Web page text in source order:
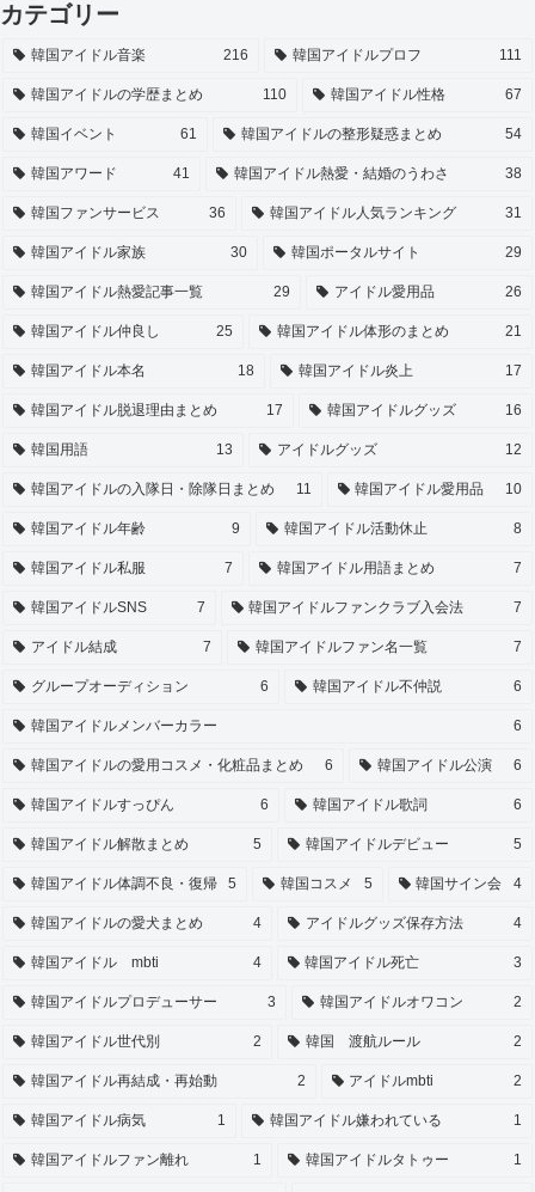
カテゴリー
韓国アイドル音楽 216 韓国アイドルプロフ 111
韓国アイドルの学歴まとめ 110 韓国アイドル性格 67
韓国イベント 61 韓国アイドルの整形疑惑まとめ 54
韓国アワード 41 韓国アイドル熱愛・結婚のうわさ 38
韓国ファンサービス 36 韓国アイドル人気ランキング 31
韓国アイドル家族 30 韓国ポータルサイト 29
韓国アイドル熱愛記事一覧 29 アイドル愛用品 26
韓国アイドル仲良し 25 韓国アイドル体形のまとめ 21
韓国アイドル本名 18 韓国アイドル炎上 17
韓国アイドル脱退理由まとめ 17 韓国アイドルグッズ 16
韓国用語 13 アイドルグッズ 12
韓国アイドルの入隊日・除隊日まとめ 11 韓国アイドル愛用品 10
韓国アイドル年齢 9 韓国アイドル活動休止 8
韓国アイドル私服 7 韓国アイドル用語まとめ 7
韓国アイドルSNS 7 韓国アイドルファンクラブ入会法 7
アイドル結成 7 韓国アイドルファン名一覧 7
グループオーディション 6 韓国アイドル不仲説 6
韓国アイドルメンバーカラー 6
韓国アイドルの愛用コスメ・化粧品まとめ 6 韓国アイドル公演 6
韓国アイドルすっぴん 6 韓国アイドル歌詞 6
韓国アイドル解散まとめ 5 韓国アイドルデビュー 5
韓国アイドル体調不良・復帰 5 韓国コスメ 5 韓国サイン会 4
韓国アイドルの愛犬まとめ 4 アイドルグッズ保存方法 4
韓国アイドル mbti 4 韓国アイドル死亡 3
韓国アイドルプロデューサー 3 韓国アイドルオワコン 2
韓国アイドル世代別 2 韓国 渡航ルール 2
韓国アイドル再結成・再始動 2 アイドルmbti 2
韓国アイドル病気 1 韓国アイドル嫌われている 1
韓国アイドルファン離れ 1 韓国アイドルタトゥー 1